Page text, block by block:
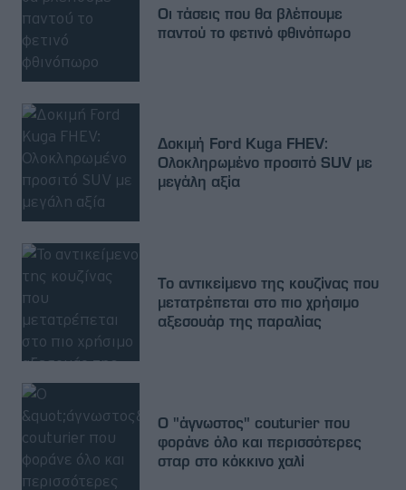
Οι τάσεις που θα βλέπουμε
παντού το φετινό φθινόπωρο
Δοκιμή Ford Kuga FHEV:
Ολοκληρωμένο προσιτό SUV με
μεγάλη αξία
Το αντικείμενο της κουζίνας που
μετατρέπεται στο πιο χρήσιμο
αξεσουάρ της παραλίας
Ο "άγνωστος" couturier που
φοράνε όλο και περισσότερες
σταρ στο κόκκινο χαλί